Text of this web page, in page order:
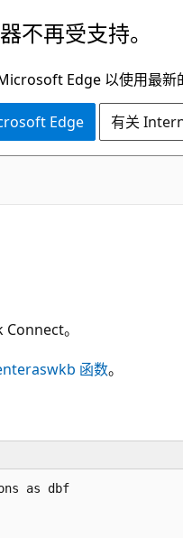
不再受支持。
Edge 以使用最新
Edge 有关
。
函数。
as dbf